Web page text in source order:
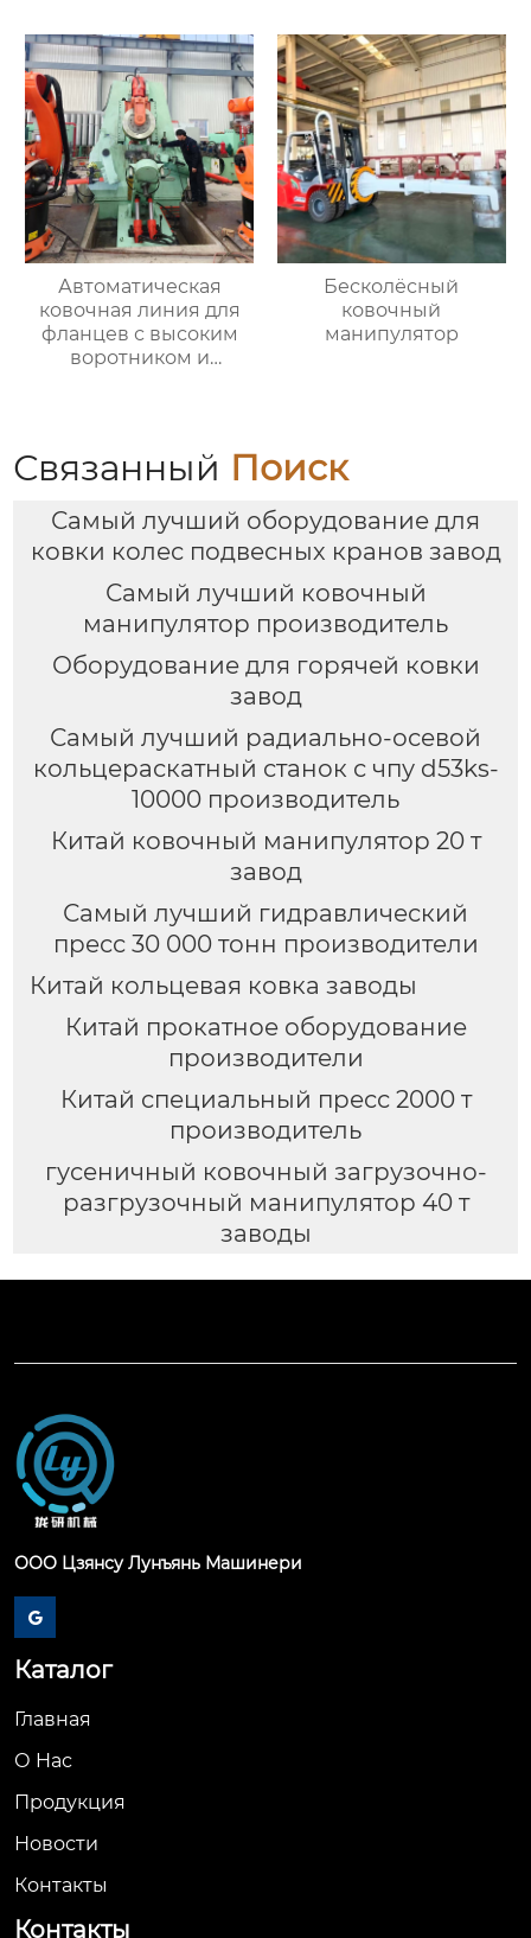
Автоматическая
ковочная линия для
фланцев с высоким
воротником и
Бесколёсный
ковочный
манипулятор
Связанный Поиск
Самый лучший оборудование для
ковки колес подвесных кранов завод
Самый лучший ковочный
манипулятор производитель
Оборудование для горячей ковки
завод
Самый лучший радиально-осевой
кольцераскатный станок с чпу d53ks-
10000 производитель
Китай ковочный манипулятор 20 т
завод
Самый лучший гидравлический
пресс 30 000 тонн производители
Китай кольцевая ковка заводы
Китай прокатное оборудование
производители
Китай специальный пресс 2000 т
производитель
гусеничный ковочный загрузочно-
разгрузочный манипулятор 40 т
заводы
ООО Цзянсу Лунъянь Машинери

Каталог
Главная
О Hас
Продукция
Новости
Контакты
Контакты